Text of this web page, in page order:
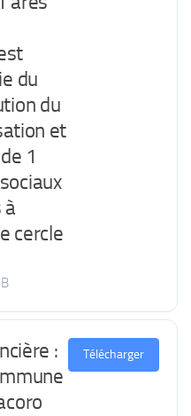
du
du
et
1
à
cercle
:
Télécharger